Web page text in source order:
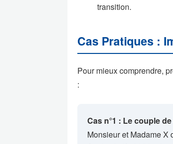
transition.
Cas Pratiques :
Pour mieux comprendre,
:
Cas n°1 : Le couple
Monsieur et Madame